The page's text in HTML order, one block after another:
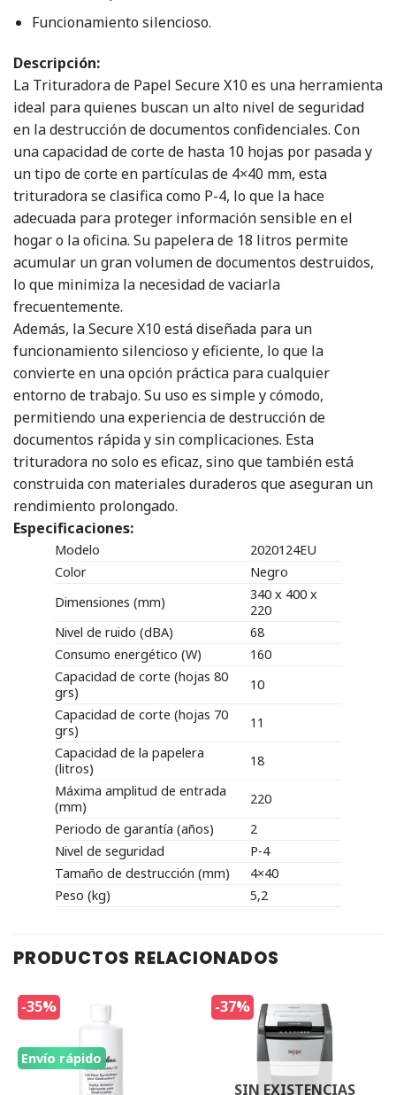
Funcionamiento silencioso.
Descripción:
La Trituradora de Papel Secure X10 es una herramienta
ideal para quienes buscan un alto nivel de seguridad
en la destrucción de documentos confidenciales. Con
una capacidad de corte de hasta 10 hojas por pasada y
un tipo de corte en partículas de 4×40 mm, esta
trituradora se clasifica como P-4, lo que la hace
adecuada para proteger información sensible en el
hogar o la oficina. Su papelera de 18 litros permite
acumular un gran volumen de documentos destruidos,
lo que minimiza la necesidad de vaciarla
frecuentemente.
Además, la Secure X10 está diseñada para un
funcionamiento silencioso y eficiente, lo que la
convierte en una opción práctica para cualquier
entorno de trabajo. Su uso es simple y cómodo,
permitiendo una experiencia de destrucción de
documentos rápida y sin complicaciones. Esta
trituradora no solo es eficaz, sino que también está
construida con materiales duraderos que aseguran un
rendimiento prolongado.
Especificaciones:
Modelo
2020124EU
Color
Negro
Dimensiones (mm)
340 x 400 x
220
Nivel de ruido (dBA)
68
Consumo energético (W)
160
Capacidad de corte (hojas 80
grs)
10
Capacidad de corte (hojas 70
grs)
11
Capacidad de la papelera
(litros)
18
Máxima amplitud de entrada
(mm)
220
Periodo de garantía (años)
2
Nivel de seguridad
P-4
Tamaño de destrucción (mm)
4×40
Peso (kg)
5,2
PRODUCTOS RELACIONADOS
-35%
Envío rápido
-37%
SIN EXISTENCIAS